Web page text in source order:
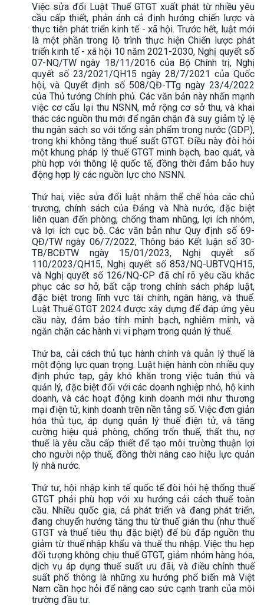
Việc sửa đổi Luật Thuế GTGT xuất phát từ nhiều yêu
cầu cấp thiết, phản ánh cả định hướng chiến lược và
thực tiễn phát triển kinh tế - xã hội. Trước hết, luật mới
là một phần trong lộ trình thực hiện Chiến lược phát
triển kinh tế - xã hội 10 năm 2021-2030, Nghị quyết số
07-NQ/TW ngày 18/11/2016 của Bộ Chính trị, Nghị
quyết số 23/2021/QH15 ngày 28/7/2021 của Quốc
hội, và Quyết định số 508/QĐ-TTg ngày 23/4/2022
của Thủ tướng Chính phủ. Các văn bản này nhấn mạnh
việc cơ cấu lại thu NSNN, mở rộng cơ sở thu, và khai
thác các nguồn thu mới để ngăn chặn đà suy giảm tỷ lệ
thu ngân sách so với tổng sản phẩm trong nước (GDP),
trong khi không tăng thuế suất GTGT. Điều này đòi hỏi
một khung pháp lý thuế GTGT minh bạch, bao quát, và
phù hợp với thông lệ quốc tế, đồng thời đảm bảo huy
động hợp lý các nguồn lực cho NSNN.
Thứ hai, việc sửa đổi luật nhằm thể chế hóa các chủ
trương, chính sách của Đảng và Nhà nước, đặc biệt
liên quan đến phòng, chống tham nhũng, lợi ích nhóm,
và lợi ích cục bộ. Các văn bản như Quy định số 69-
QĐ/TW ngày 06/7/2022, Thông báo Kết luận số 30-
TB/BCĐTW ngày 15/01/2023, Nghị quyết số
110/2023/QH15, Nghị quyết số 853/NQ-UBTVQH15,
và Nghị quyết số 126/NQ-CP đã chỉ rõ yêu cầu khắc
phục các sơ hở, bất cập trong chính sách pháp luật,
đặc biệt trong lĩnh vực tài chính, ngân hàng, và thuế.
Luật Thuế GTGT 2024 được xây dựng để đáp ứng yêu
cầu này, đảm bảo tính minh bạch, nghiêm minh, và
ngăn chặn các hành vi vi phạm trong quản lý thuế.
Thứ ba, cải cách thủ tục hành chính và quản lý thuế là
một động lực quan trọng. Luật hiện hành còn nhiều quy
định phức tạp, gây khó khăn trong việc tuân thủ và
quản lý, đặc biệt đối với các doanh nghiệp nhỏ, hộ kinh
doanh, và các hoạt động kinh doanh mới như thương
mại điện tử, kinh doanh trên nền tảng số. Việc đơn giản
hóa thủ tục, áp dụng quản lý thuế điện tử, và tăng
cường hiệu quả phòng, chống trốn thuế, thất thu, nợ
thuế là yêu cầu cấp thiết để tạo môi trường thuận lợi
cho người nộp thuế, đồng thời nâng cao hiệu lực quản
lý nhà nước.
Thứ tư, hội nhập kinh tế quốc tế đòi hỏi hệ thống thuế
GTGT phải phù hợp với xu hướng cải cách thuế toàn
cầu. Nhiều quốc gia, cả phát triển và đang phát triển,
đang chuyển hướng tăng thu từ thuế gián thu (như thuế
GTGT và thuế tiêu thụ đặc biệt) để bù đắp nguồn thu
giảm từ thuế nhập khẩu và thuế thu nhập. Việc thu hẹp
đối tượng không chịu thuế GTGT, giảm nhóm hàng hóa,
dịch vụ áp dụng thuế suất ưu đãi, và điều chỉnh thuế
suất phổ thông là những xu hướng phổ biến mà Việt
Nam cần học hỏi để nâng cao sức cạnh tranh của môi
trường đầu tư.